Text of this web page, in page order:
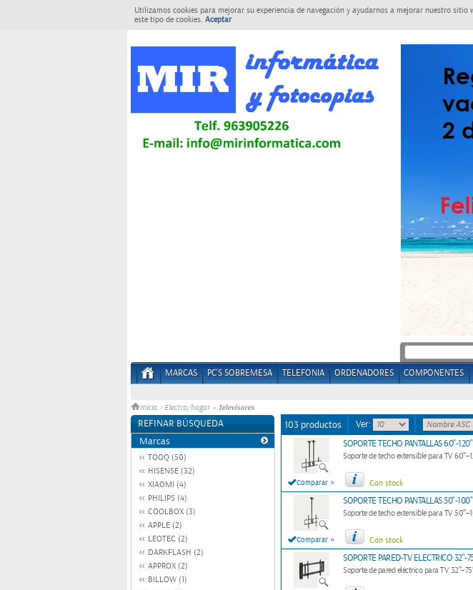
Utilizamos cookies para mejorar su experiencia de navegación y ayudarnos a mejorar nuestro
este tipo de cookies. Aceptar
MARCAS PC'S SOBREMESA TELEFONIA ORDENADORES COMPONENTES
Inicio > Electro/hogar » Televisores
REFINAR BÚSQUEDA
Marcas
TOOQ (50)
HISENSE (32)
XIAOMI (4)
PHILIPS (4)
COOLBOX (3)
APPLE (2)
LEOTEC (2)
DARKFLASH (2)
APPROX (2)
BILLOW (1)
103 productos Ver:
Comparar »
SOPORTE TECHO PANTALLAS 60"-
Soporte de techo extensible para TV
Con stock
Comparar »
SOPORTE TECHO PANTALLAS 50"-
Soporte de techo extensible para TV
Con stock
SOPORTE PARED-TV ELECTRICO 32"-
Soporte de pared eléctrico para TV